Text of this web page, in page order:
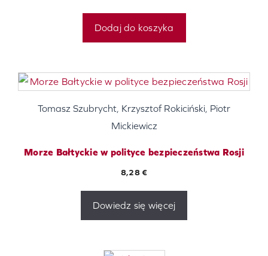
Dodaj do koszyka
Tomasz Szubrycht, Krzysztof Rokiciński, Piotr
Mickiewicz
Morze Bałtyckie w polityce bezpieczeństwa Rosji
8,28€
Dowiedz się więcej